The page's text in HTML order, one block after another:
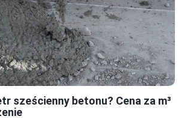
sześcienny betonu? Cena za m³